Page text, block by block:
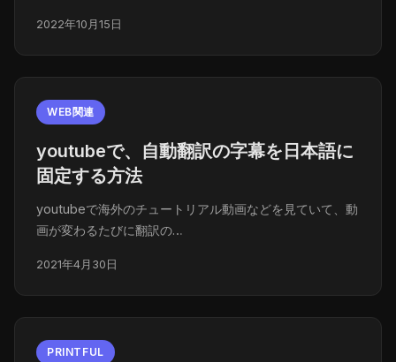
2022年10月15日
WEB関連
youtubeで、自動翻訳の字幕を日本語に
固定する方法
youtubeで海外のチュートリアル動画などを見ていて、動
画が変わるたびに翻訳の…
2021年4月30日
PRINTFUL